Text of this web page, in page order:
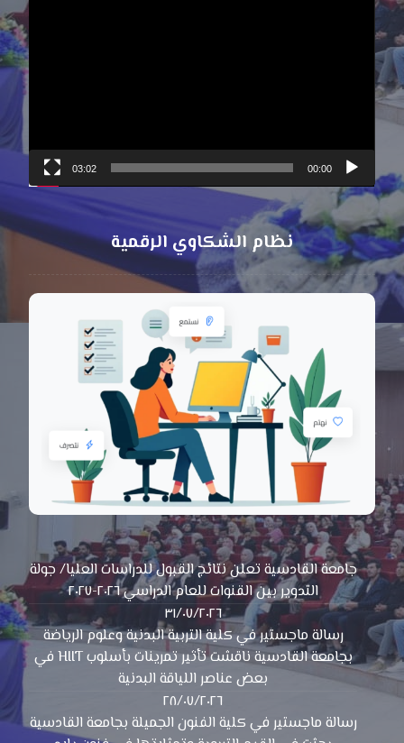
00:00
03:02
نظام الشكاوي الرقمية
جامعة القادسية تعلن نتائج القبول للدراسات العليا/ جولة
التدوير بين القنوات للعام الدراسي ٢٠٢٦-٢٠٢٧
٣١/٠٧/٢٠٢٦
رسالة ماجستير في كلية التربية البدنية وعلوم الرياضة
بجامعة القادسية ناقشت تأثير تمرينات بأسلوب HIIT في
بعض عناصر اللياقة البدنية
٢٨/٠٧/٢٠٢٦
رسالة ماجستير في كلية الفنون الجميلة بجامعة القادسية